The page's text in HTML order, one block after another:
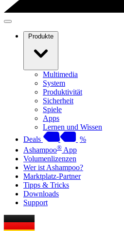
Produkte
Multimedia
System
Produktivität
Sicherheit
Spiele
Apps
Lernen und Wissen
Deals
%
Ashampoo® App
Volumenlizenzen
Wer ist Ashampoo?
Marktplatz-Partner
Tipps & Tricks
Downloads
Support